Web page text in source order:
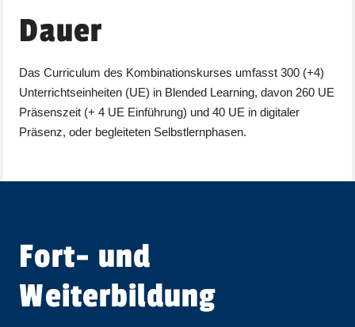
Dauer
Das Curriculum des Kombinationskurses umfasst 300 (+4)
Unterrichtseinheiten (UE) in Blended Learning, davon 260 UE
Präsenszeit (+ 4 UE Einführung) und 40 UE in digitaler
Präsenz, oder begleiteten Selbstlernphasen.
Fort- und
Weiterbildung